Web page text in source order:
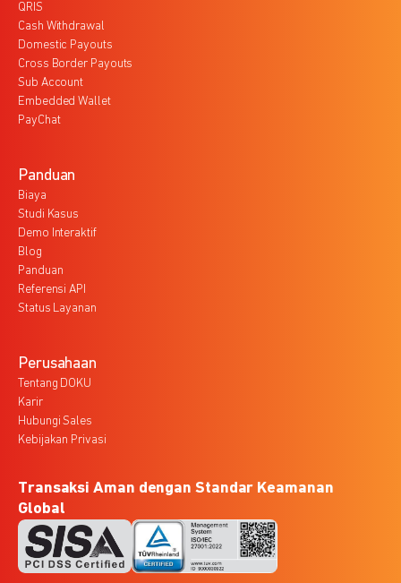
QRIS
Cash Withdrawal
Domestic Payouts
Cross Border Payouts
Sub Account
Embedded Wallet
PayChat
Panduan
Biaya
Studi Kasus
Demo Interaktif
Blog
Panduan
Referensi API
Status Layanan
Perusahaan
Tentang DOKU
Karir
Hubungi Sales
Kebijakan Privasi
Transaksi Aman dengan Standar Keamanan
Global